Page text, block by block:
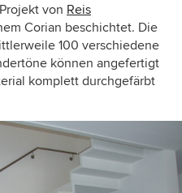
von Reis
Corian beschichtet. Die
100 verschiedene
können angefertigt
komplett durchgefärbt